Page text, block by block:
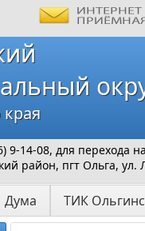
9-14-08, для перехода
район, пгт Ольга, ул.
Дума ТИК